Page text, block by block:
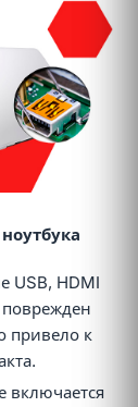
USB, HDMI
привело к
включается